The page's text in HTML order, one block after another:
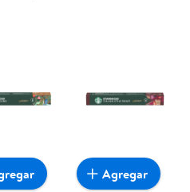
frescas, carnes, pan o
sea realmente
Agregar